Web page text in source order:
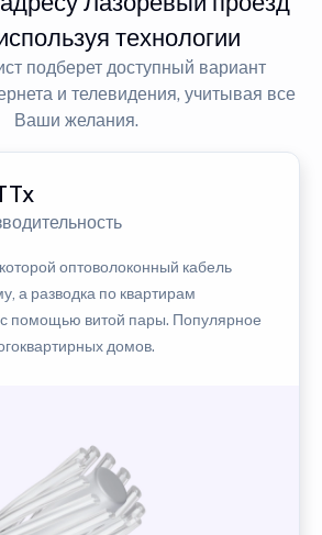
технологии
подберет доступный вариант
и телевидения, учитывая все
Ваши желания.
оптоволоконный кабель
а разводка по квартирам
помощью витой пары. Популярное
домов.